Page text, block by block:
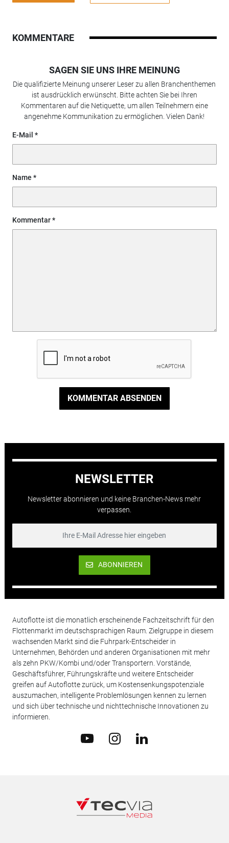
KOMMENTARE
SAGEN SIE UNS IHRE MEINUNG
Die qualifizierte Meinung unserer Leser zu allen Branchenthemen
ist ausdrücklich erwünscht. Bitte achten Sie bei Ihren
Kommentaren auf die Netiquette, um allen Teilnehmern eine
angenehme Kommunikation zu ermöglichen. Vielen Dank!
E-Mail
Name
Kommentar
KOMMENTAR ABSENDEN
NEWSLETTER
Newsletter abonnieren und keine Branchen-News mehr
verpassen.
ABONNIEREN
Autoflotte ist die monatlich erscheinende Fachzeitschrift für den
Flottenmarkt im deutschsprachigen Raum. Zielgruppe in diesem
wachsenden Markt sind die Fuhrpark-Entscheider in
Unternehmen, Behörden und anderen Organisationen mit mehr
als zehn PKW/Kombi und/oder Transportern. Vorstände,
Geschäftsführer, Führungskräfte und weitere Entscheider
greifen auf Autoflotte zurück, um Kostensenkungspotenziale
auszumachen, intelligente Problemlösungen kennen zu lernen
und sich über technische und nichttechnische Innovationen zu
informieren.